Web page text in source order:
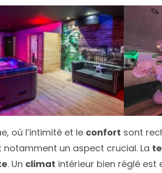
Côte d’Armor
Deux-Sèvres
Tous les départements
Tours
Alpes-Côte d’Azur
Pyrénées-
Var
où l’intimité et le confort sont
notamment un aspect crucial. La
. Un climat intérieur bien réglé est